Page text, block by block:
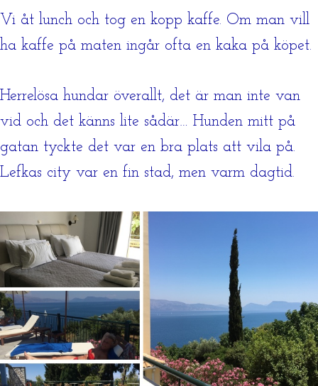
Vi åt lunch och tog en kopp kaffe. Om man vill
ha kaffe på maten ingår ofta en kaka på köpet.
Herrelösa hundar överallt, det är man inte van
vid och det känns lite sådär… Hunden mitt på
gatan tyckte det var en bra plats att vila på.
Lefkas city var en fin stad, men varm dagtid.